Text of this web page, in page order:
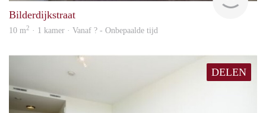
Bilderdijkstraat
10 m2 · 1 kamer · Vanaf ? - Onbepaalde tijd
DELEN